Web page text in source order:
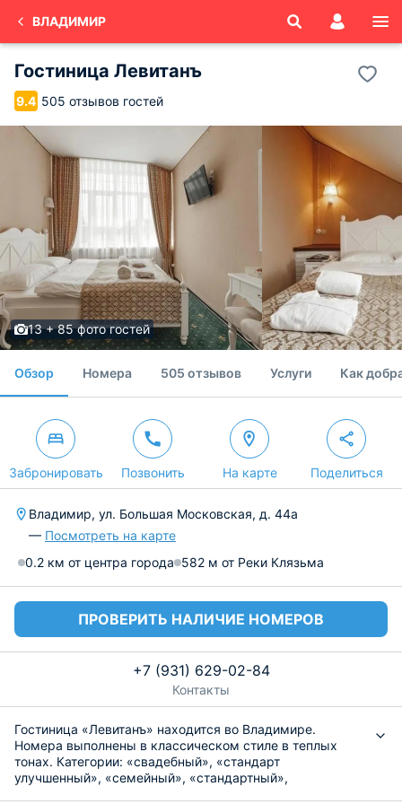
ВЛАДИМИР
Гостиница Левитанъ
9.4 505 отзывов гостей
13 + 85 фото гостей
Обзор Номера 505 отзывов Услуги Как
Забронировать Позвонить На карте Поделиться
Владимир, ул. Большая Московская, д. 44а
— Посмотреть на карте
0.2 км от центра города 582 м от Реки Клязьма
ПРОВЕРИТЬ НАЛИЧИЕ НОМЕРОВ
+7 (931) 629-02-84
Контакты
Гостиница «Левитанъ» находится во Владимире.
Номера выполнены в классическом стиле в теплых
тонах. Категории: «свадебный», «стандарт
улучшенный», «семейный», «стандартный»,